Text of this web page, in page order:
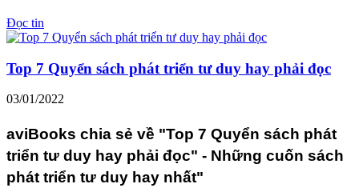
Đọc tin
Top 7 Quyển sách phát triển tư duy hay phải đọc
03/01/2022
aviBooks chia sẻ về "Top 7 Quyển sách phát
triển tư duy hay phải đọc" - Những cuốn sách
phát triển tư duy hay nhất"